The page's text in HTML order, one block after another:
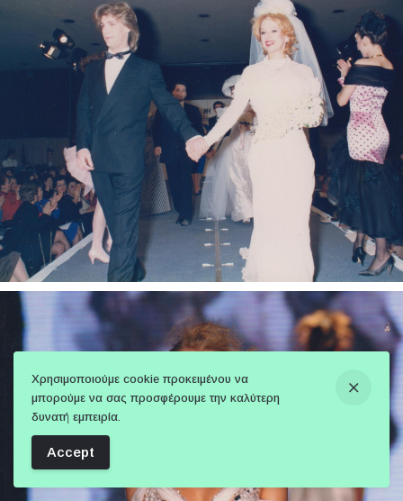
Χρησιμοποιούμε cookie προκειμένου να
μπορούμε να σας προσφέρουμε την καλύτερη
δυνατή εμπειρία.
Accept